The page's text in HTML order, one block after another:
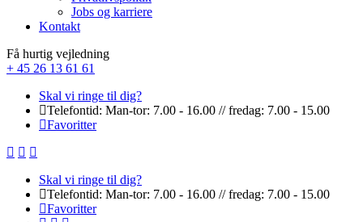
Jobs og karriere
Kontakt
Få hurtig vejledning
+ 45 26 13 61 61
Skal vi ringe til dig?
Telefontid: Man-tor: 7.00 - 16.00 // fredag: 7.00 - 15.00
Favoritter
Skal vi ringe til dig?
Telefontid: Man-tor: 7.00 - 16.00 // fredag: 7.00 - 15.00
Favoritter